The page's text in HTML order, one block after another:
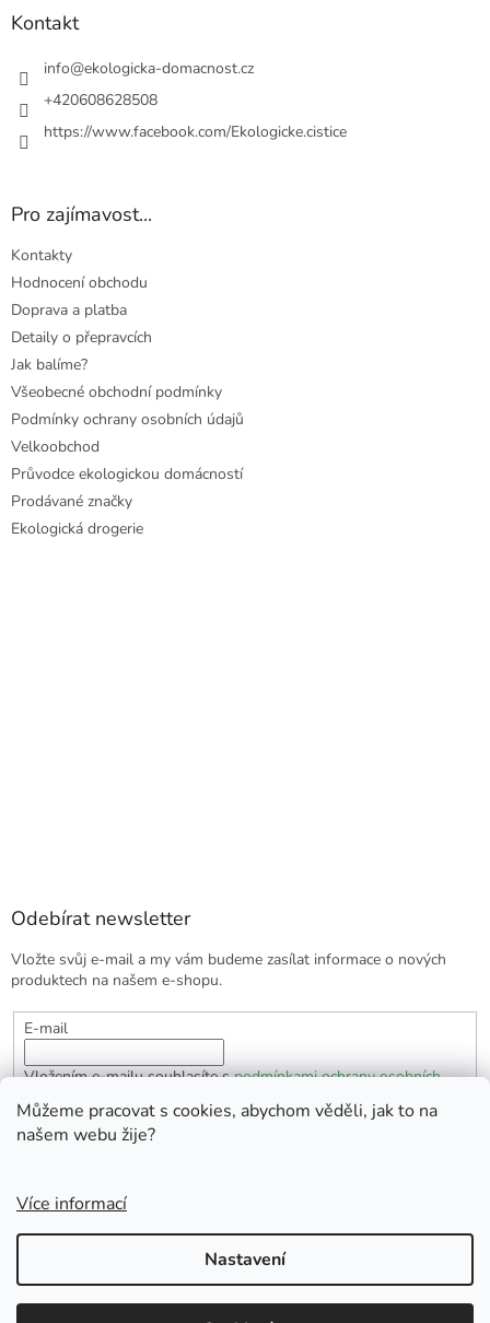
Můžeme pracovat s cookies, abychom věděli, jak to na
našem webu žije?
Více informací
Nastavení
Kontakt
info@ekologicka-domacnost.cz
+420608628508
https://www.facebook.com/Ekologicke.cistice
Pro zajímavost...
Kontakty
Hodnocení obchodu
Doprava a platba
Detaily o přepravcích
Jak balíme?
Všeobecné obchodní podmínky
Podmínky ochrany osobních údajů
Velkoobchod
Průvodce ekologickou domácností
Prodávané značky
Ekologická drogerie
Odebírat newsletter
Vložte svůj e-mail a my vám budeme zasílat informace o nových
produktech na našem e-shopu.
E-mail
Vložením e-mailu souhlasíte spodmínkami ochrany osobních
PŘIHLÁSIT SE